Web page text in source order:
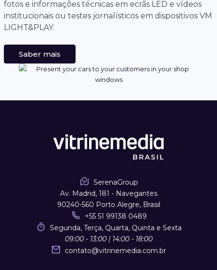
fotos e informações técnicas em ecrãs LED e vídeos
institucionais ou testes jornalísticos em dispositivos VM
LIGHT&PLAY.
Saber mais
SerenaGroup
Av. Madrid, 181 - Navegantes
90240-560 Porto Alegre, Brasil
+55 51 99138 0489
Segunda, Terça, Quarta, Quinta e Sexta
09:00 - 13:00 | 14:00 - 18:00
contato@vitrinemedia.com.br